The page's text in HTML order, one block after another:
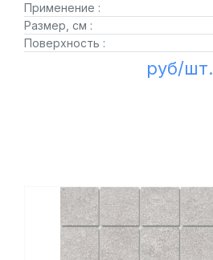
Применение :
Размер, см :
Поверхность :
руб/шт.